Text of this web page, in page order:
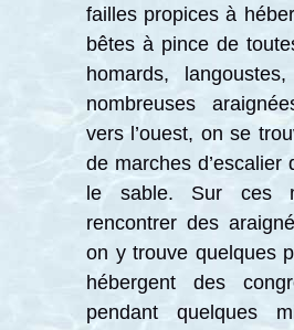
failles propices à
bêtes à pince de
homards,
nombreuses
vers l’ouest, on se
de marches d’escalier
le sable. Sur ces
rencontrer des
on y trouve quelques
hébergent des
pendant quelques